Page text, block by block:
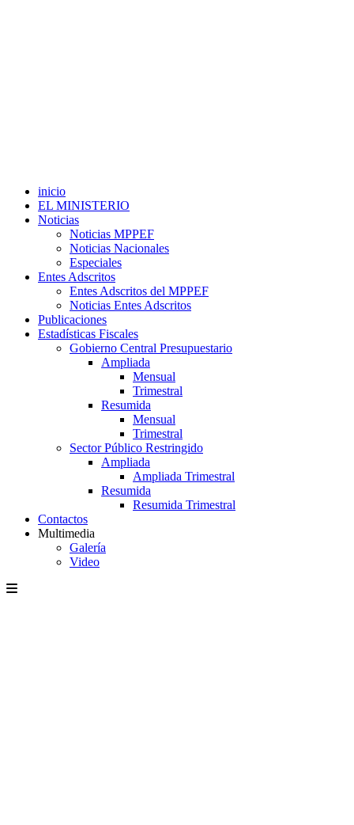
inicio
EL MINISTERIO
Noticias
Noticias MPPEF
Noticias Nacionales
Especiales
Entes Adscritos
Entes Adscritos del MPPEF
Noticias Entes Adscritos
Publicaciones
Estadísticas Fiscales
Gobierno Central Presupuestario
Ampliada
Mensual
Trimestral
Resumida
Mensual
Trimestral
Sector Público Restringido
Ampliada
Ampliada Trimestral
Resumida
Resumida Trimestral
Contactos
Multimedia
Galería
Video